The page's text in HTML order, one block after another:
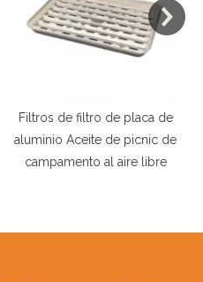
Filtros de filtro de placa de
aluminio Aceite de picnic de
campamento al aire libre